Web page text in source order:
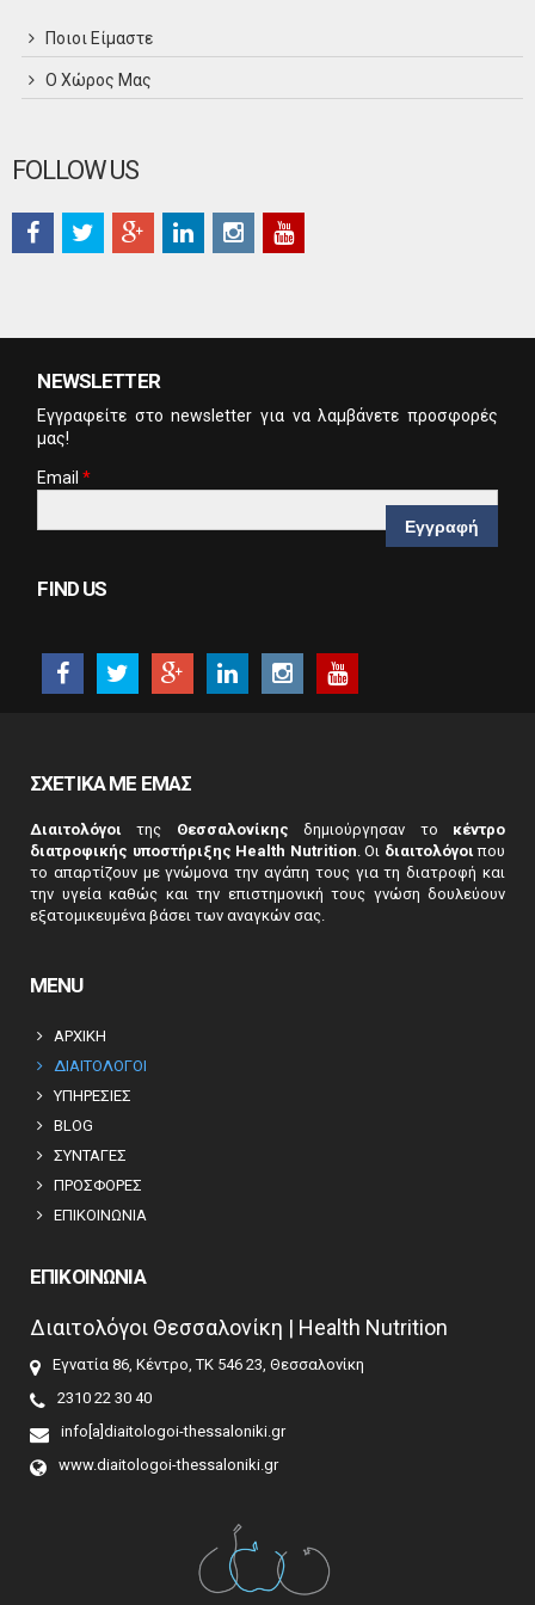
Ποιοι Είμαστε
Ο Χώρος Μας
FOLLOW US
NEWSLETTER
Eγγραφείτε στο newsletter για να λαμβάνετε προσφορές
μας!
Email*
This
not you are a
human
spam
5+2
FIND US
ΣΧΕΤΙΚΑ ΜΕ ΕΜΑΣ
Διαιτολόγοι της Θεσσαλονίκης δημιούργησαν το κέντρο
διατροφικής υποστήριξης Health Nutrition. Οι διαιτολόγοι που
το απαρτίζουν με γνώμονα την αγάπη τους για τη διατροφή και
την υγεία καθώς και την επιστημονική τους γνώση δουλεύουν
εξατομικευμένα βάσει των αναγκών σας.
MENU
ΑΡΧΙΚΗ
ΔΙΑΙΤΟΛΟΓΟΙ
ΥΠΗΡΕΣΙΕΣ
BLOG
ΣΥΝΤΑΓΕΣ
ΠΡΟΣΦΟΡΕΣ
ΕΠΙΚΟΙΝΩΝΙΑ
ΕΠΙΚΟΙΝΩΝΙΑ
Διαιτολόγοι Θεσσαλονίκη | Health Nutrition
Εγνατία 86, Κέντρο, ΤΚ 546 23, Θεσσαλονίκη
2310 22 30 40
info[a]diaitologoi-thessaloniki.gr
www.diaitologoi-thessaloniki.gr